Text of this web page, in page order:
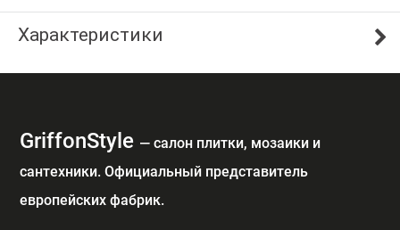
Характеристики
GriffonStyle — cалон плитки, мозаики и
сантехники. Официальный представитель
европейских фабрик.